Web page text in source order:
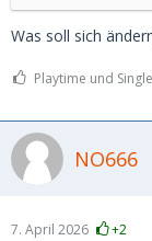
Was soll sich
Playtime und
NO666
7. April 2026 +2